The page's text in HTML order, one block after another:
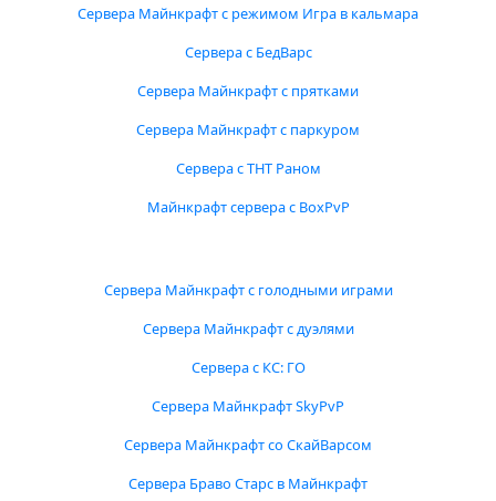
Сервера Майнкрафт с режимом Игра в кальмара
Сервера с БедВарс
Сервера Майнкрафт с прятками
Сервера Майнкрафт с паркуром
Сервера с ТНТ Раном
Майнкрафт сервера с BoxPvP
Сервера Майнкрафт с голодными играми
Сервера Майнкрафт с дуэлями
Сервера с КС: ГО
Сервера Майнкрафт SkyPvP
Сервера Майнкрафт со СкайВарсом
Сервера Браво Старс в Майнкрафт